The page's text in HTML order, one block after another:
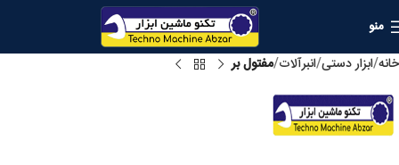
منو
خانه ابزار دستی انبرآلات مفتول بر